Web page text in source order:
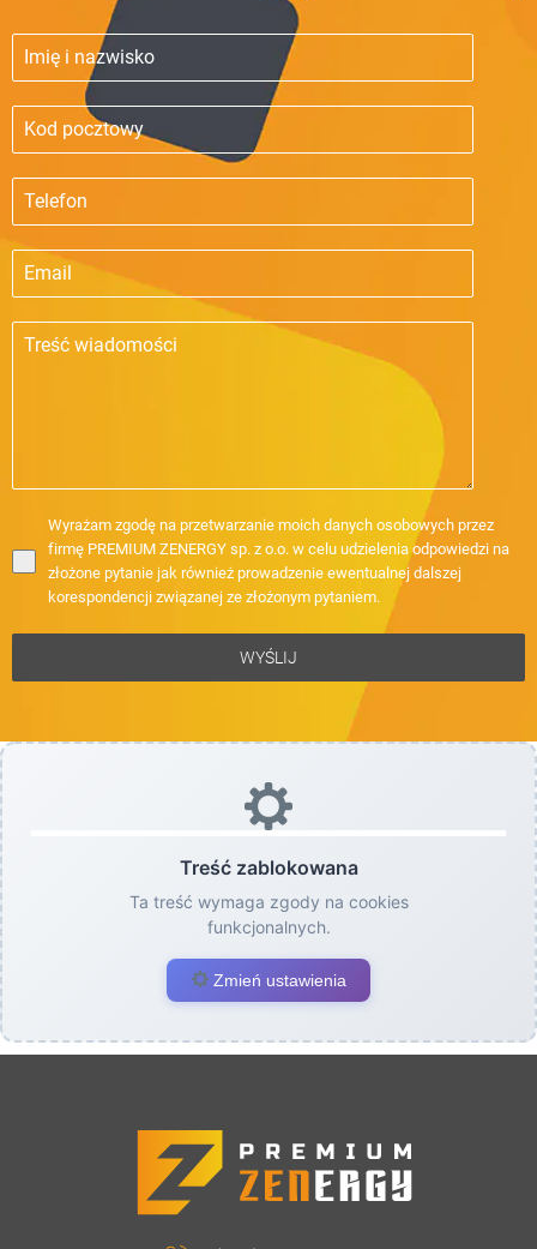
Wyrażam zgodę na przetwarzanie moich danych osobowych przez
firmę PREMIUM ZENERGY sp. z o.o. w celu udzielenia odpowiedzi na
złożone pytanie jak również prowadzenie ewentualnej dalszej
korespondencji związanej ze złożonym pytaniem.
WYŚLIJ
Treść zablokowana
Ta treść wymaga zgody na cookies
funkcjonalnych.
Zmień ustawienia